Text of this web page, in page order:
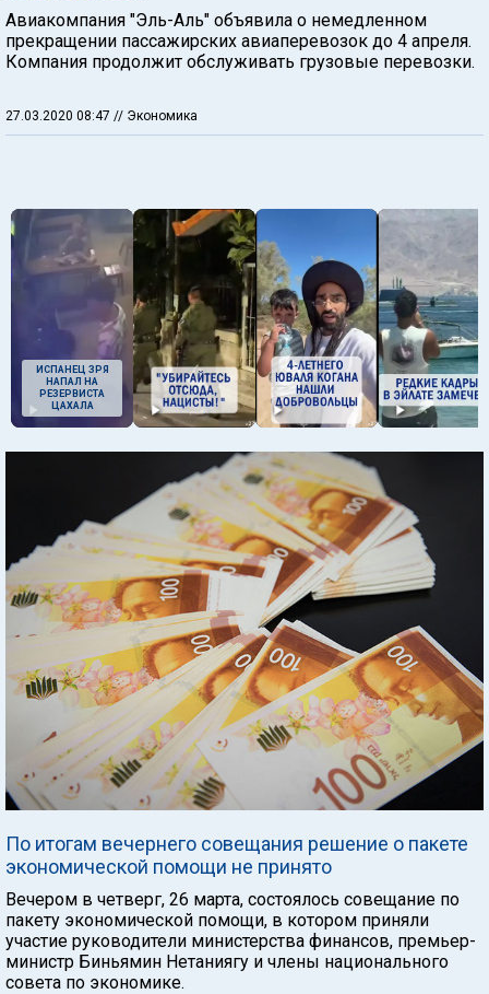
Авиакомпания "Эль-Аль" объявила о немедленном
прекращении пассажирских авиаперевозок до 4 апреля.
Компания продолжит обслуживать грузовые перевозки.
27.03.2020 08:47 // Экономика
ИСПАНЕЦ ЗРЯ
НАПАЛ НА
РЕЗЕРВИСТА
ЦАХАЛА
По итогам вечернего совещания решение о пакете
экономической помощи не принято
Вечером в четверг, 26 марта, состоялось совещание по
пакету экономической помощи, в котором приняли
участие руководители министерства финансов, премьер-
министр Биньямин Нетаниягу и члены национального
совета по экономике.